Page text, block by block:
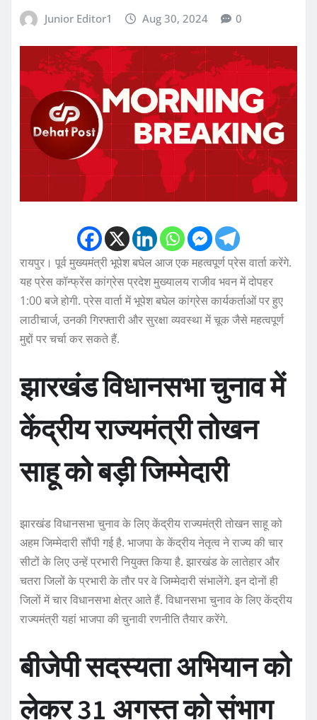
Junior Editor1 Aug 30, 2024 0
रायपुर। पूर्व मुख्यमंत्री भूपेश बघेल आज एक महत्वपूर्ण प्रेस वार्ता करेंगे.
यह प्रेस कॉन्फ्रेंस कांग्रेस प्रदेश मुख्यालय राजीव भवन में दोपहर
1:00 बजे होगी. प्रेस वार्ता में भूपेश बघेल कांग्रेस कार्यकर्ताओं पर हुए
लाठीचार्ज, उनकी गिरफ्तारी और सुरक्षा व्यवस्था में चूक जैसे महत्वपूर्ण
मुद्दों पर चर्चा कर सकते हैं.
झारखंड विधानसभा चुनाव में
केंद्रीय राज्यमंत्री तोखन
साहू को बड़ी जिम्मेदारी
झारखंड विधानसभा चुनाव के लिए केंद्रीय राज्यमंत्री तोखन साहू को
अहम जिम्मेदारी सौंपी गई है. भाजपा के केंद्रीय नेतृत्व ने राज्य की चार
सीटों के लिए उन्हें प्रभारी नियुक्त किया है. झारखंड के लातेहार और
चतरा जिलों के प्रभारी के तौर पर वे जिम्मेदारी संभालेंगे. इन दोनों ही
जिलों में चार विधानसभा क्षेत्र आते हैं. विधानसभा चुनाव के लिए केंद्रीय
राज्यमंत्री यहां भाजपा की चुनावी रणनीति तैयार करेंगे.
बीजेपी सदस्यता अभियान को
लेकर 31 अगस्त को संभाग